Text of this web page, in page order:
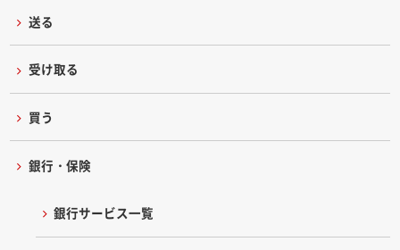
送る
受け取る
買う
銀行・保険
銀行サービス一覧